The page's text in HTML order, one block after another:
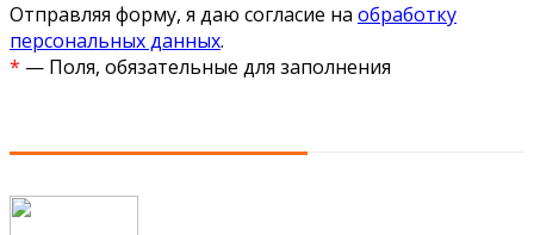
Отправляя форму, я даю согласие на обработку
персональных данных.
* — Поля, обязательные для заполнения